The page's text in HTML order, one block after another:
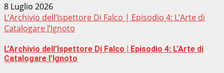
8 Luglio 2026
L’Archivio dell’Ispettore Di Falco | Episodio 4: L’Arte di
Catalogare l’Ignoto
L’Archivio dell’Ispettore Di Falco | Episodio 4: L’Arte di
Catalogare l’Ignoto